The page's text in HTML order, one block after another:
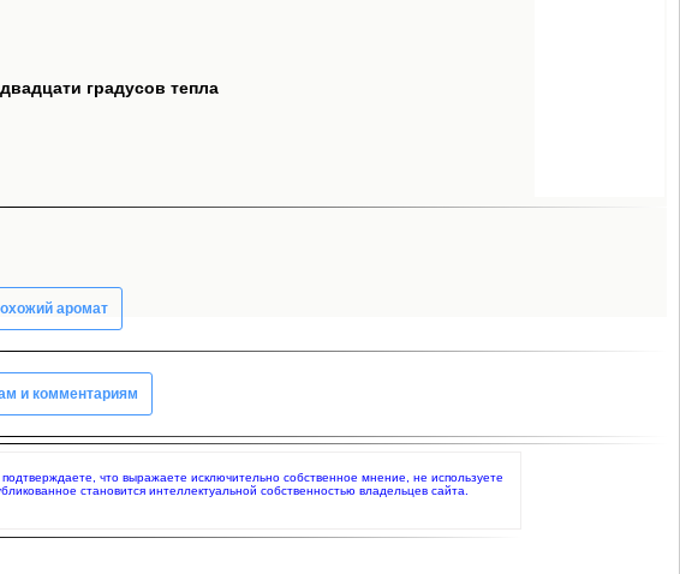
градусов тепла
аромат
и комментариям
что выражаете исключительно собственное мнение, не используете
становится интеллектуальной собственностью владельцев сайта.